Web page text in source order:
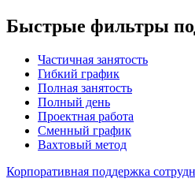
Быстрые фильтры
Частичная занятость
Гибкий график
Полная занятость
Полный день
Проектная работа
Сменный график
Вахтовый метод
Корпоративная поддержка